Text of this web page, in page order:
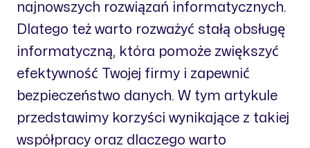
najnowszych rozwiązań informatycznych.
Dlatego też warto rozważyć stałą obsługę
informatyczną, która pomoże zwiększyć
efektywność Twojej firmy i zapewnić
bezpieczeństwo danych. W tym artykule
przedstawimy korzyści wynikające z takiej
współpracy oraz dlaczego warto